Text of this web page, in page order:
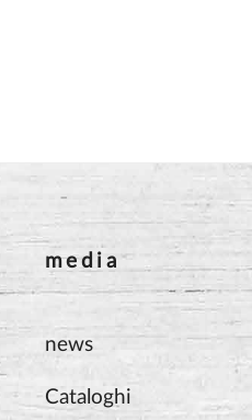
media
news
Cataloghi